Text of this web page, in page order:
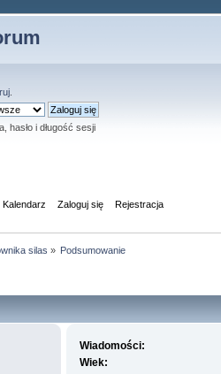
hasło i długość sesji
Kalendarz Zaloguj się Rejestracja
silas » Podsumowanie
Wiadomości:
Wiek: